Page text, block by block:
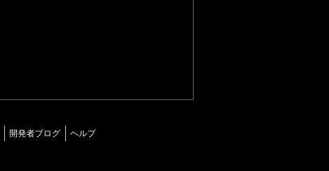
開発者ブログ
ヘルプ